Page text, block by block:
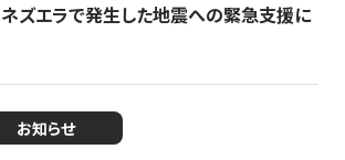
ネズエラで発生した地震への緊急支援に
お知らせ